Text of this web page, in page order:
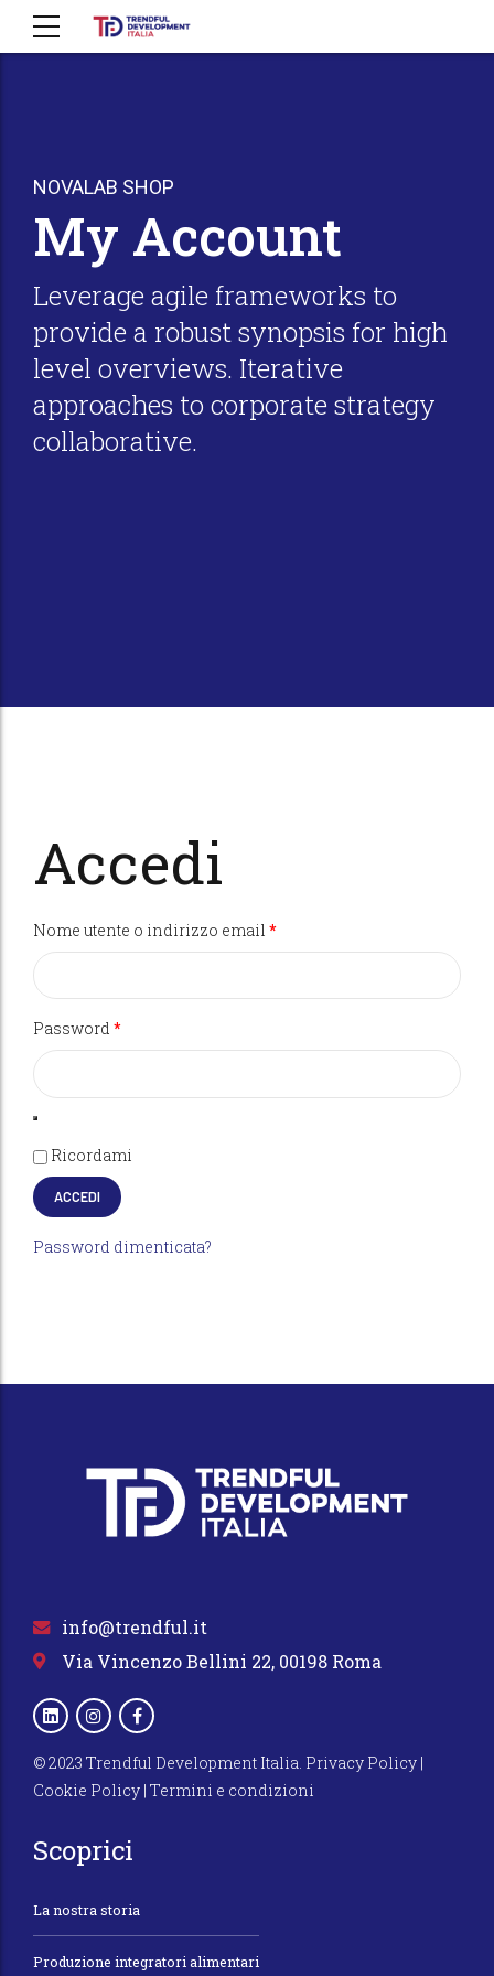
NOVALAB SHOP
My Account
Leverage agile frameworks to
provide a robust synopsis for high
level overviews. Iterative
approaches to corporate strategy
collaborative.
Accedi
Nome utente o indirizzo email *Richiesto
Password *Richiesto
Ricordami
ACCEDI
Password dimenticata?
info@trendful.it
Via Vincenzo Bellini 22, 00198 Roma
© 2023 Trendful Development Italia. Privacy Policy |
Cookie Policy | Termini e condizioni
Scoprici
La nostra storia
Produzione integratori alimentari